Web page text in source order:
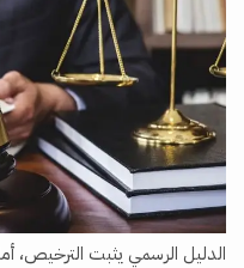
الدليل الرسمي يثبت الترخيص،